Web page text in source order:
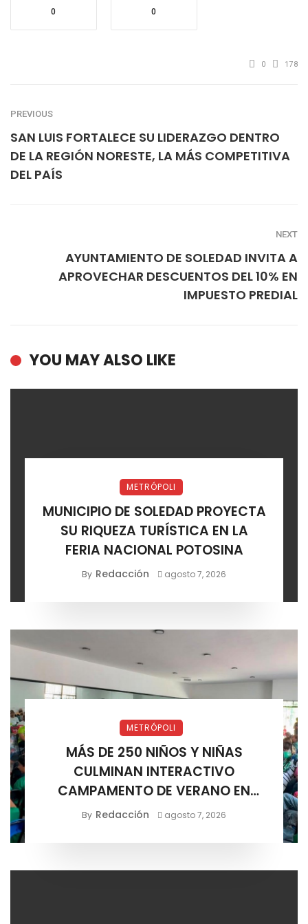
0 0
0 178
PREVIOUS
SAN LUIS FORTALECE SU LIDERAZGO DENTRO
DE LA REGIÓN NORESTE, LA MÁS COMPETITIVA
DEL PAÍS
NEXT
AYUNTAMIENTO DE SOLEDAD INVITA A
APROVECHAR DESCUENTOS DEL 10% EN
IMPUESTO PREDIAL
YOU MAY ALSO LIKE
METRÓPOLI
MUNICIPIO DE SOLEDAD PROYECTA
SU RIQUEZA TURÍSTICA EN LA
FERIA NACIONAL POTOSINA
By Redacción agosto 7, 2026
METRÓPOLI
MÁS DE 250 NIÑOS Y NIÑAS
CULMINAN INTERACTIVO
CAMPAMENTO DE VERANO EN
SOLEDAD
By Redacción agosto 7, 2026